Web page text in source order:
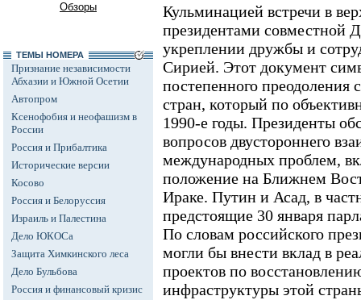
Обзоры
ТЕМЫ НОМЕРА
Признание независимости
Абхазии и Южной Осетии
Автопром
Ксенофобия и неофашизм в
России
Россия и Прибалтика
Исторические версии
Косово
Россия и Белоруссия
Израиль и Палестина
Дело ЮКОСа
Защита Химкинского леса
Дело Бульбова
Россия и финансовый кризис
Кульминацией встречи в
президентами совместной
укреплении дружбы и
Сирией. Этот документ
постепенного преодоления
стран, который по
1990-е годы. Президенты
вопросов двустороннего
международных проблем,
положение на Ближнем
Ираке. Путин и Асад, в
предстоящие 30 января
По словам российского
могли бы внести вклад в
проектов по
инфраструктуры этой